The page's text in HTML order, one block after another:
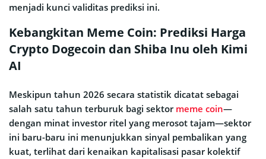
menjadi kunci validitas prediksi ini.
Kebangkitan Meme Coin: Prediksi Harga
Crypto Dogecoin dan Shiba Inu oleh Kimi
AI
Meskipun tahun 2026 secara statistik dicatat sebagai
salah satu tahun terburuk bagi sektor meme coin—
dengan minat investor ritel yang merosot tajam—sektor
ini baru-baru ini menunjukkan sinyal pembalikan yang
kuat, terlihat dari kenaikan kapitalisasi pasar kolektif